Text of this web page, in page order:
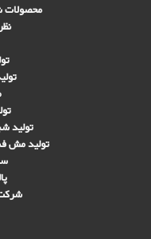
محصولات
تولید
تولید مش